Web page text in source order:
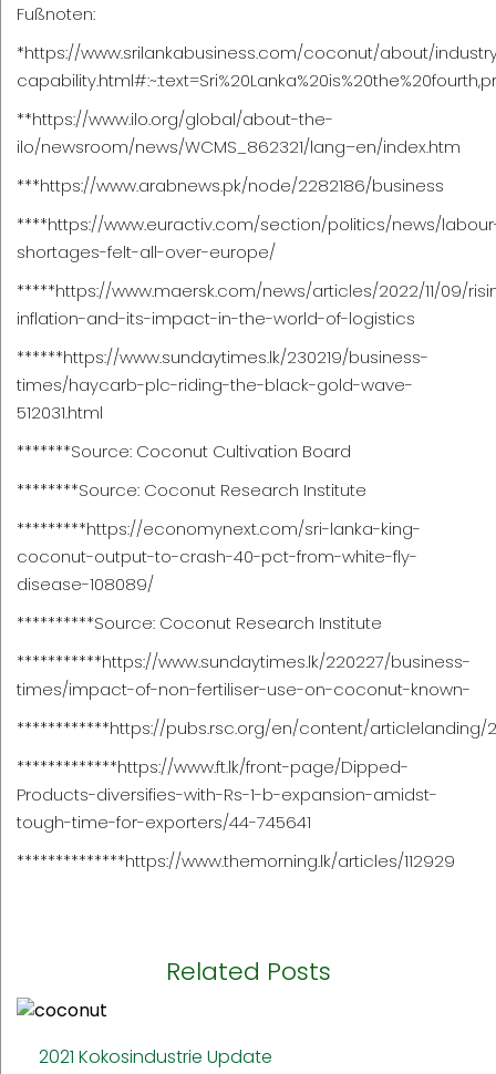
Fußnoten:
*https://www.srilankabusiness.com/coconut/about/
**https://www.ilo.org/global/about-the-
ilo/newsroom/news/WCMS_862321/lang–en/index.htm
***https://www.arabnews.pk/node/2282186/business
****https://www.euractiv.com/section/politics/news/
shortages-felt-all-over-europe/
*****https://www.maersk.com/news/articles/2022/11/09/
inflation-and-its-impact-in-the-world-of-logistics
******https://www.sundaytimes.lk/230219/business-
times/haycarb-plc-riding-the-black-gold-wave-
512031.html
*******Source: Coconut Cultivation Board
********Source: Coconut Research Institute
*********https://economynext.com/sri-lanka-king-
coconut-output-to-crash-40-pct-from-white-fly-
disease-108089/
**********Source: Coconut Research Institute
***********https://www.sundaytimes.lk/220227/business-
times/impact-of-non-fertiliser-use-on-coconut-known-
************https://pubs.rsc.org/en/content/articlelanding/
*************https://www.ft.lk/front-page/Dipped-
Products-diversifies-with-Rs-1-b-expansion-amidst-
tough-time-for-exporters/44-745641
**************https://www.themorning.lk/articles/112929
Related Posts
2021 Kokosindustrie Update